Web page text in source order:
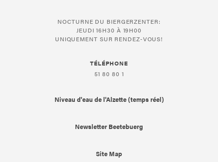
NOCTURNE DU BIERGERZENTER:
JEUDI 16H30 À 19H00
UNIQUEMENT SUR RENDEZ-VOUS!
TÉLÉPHONE
51 80 80 1
Niveau d'eau de l'Alzette (temps réel)
Newsletter Beetebuerg
Site Map